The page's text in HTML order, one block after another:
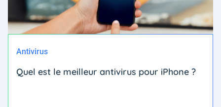
Antivirus
Quel est le meilleur antivirus pour iPhone ?